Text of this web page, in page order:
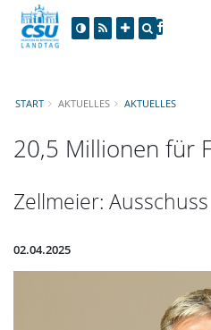
START AKTUELLES AKTUELLES
20,5 Millionen für
Zellmeier:
02.04.2025